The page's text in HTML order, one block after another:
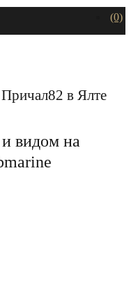
(0)
в Ялте
видом на